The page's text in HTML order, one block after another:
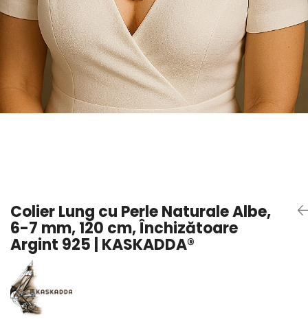
Seturi Perle cu Argint
Brățări cu Perle
Pandantive cu Perle
Brose cu Perle
Colier Lung cu Perle Naturale Albe,
6-7 mm, 120 cm, Închizătoare
Argint 925 | KASKADDA®